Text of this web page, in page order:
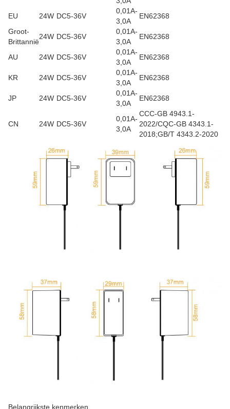
EU 24W DC5-36V
0,01A-
3,0A
EN62368
Groot-
Brittannië
24W DC5-36V
0,01A-
3,0A
EN62368
AU 24W DC5-36V
0,01A-
3,0A
EN62368
KR 24W DC5-36V
0,01A-
3,0A
EN62368
JP 24W DC5-36V
0,01A-
3,0A
EN62368
CN 24W DC5-36V
0,01A-
3,0A
CCC-GB 4943.1-
2022/CQC-GB 4343.1-
2018;GB/T 4343.2-2020
Belangrijkste kenmerken